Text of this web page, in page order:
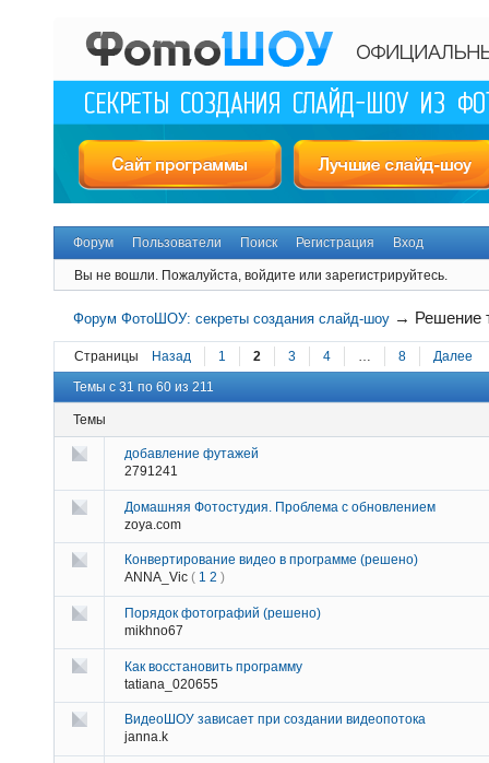
Форум Пользователи Поиск Регистрация Вход
Вы не вошли. Пожалуйста, войдите или зарегистрируйтесь.
Форум ФотоШОУ: секреты создания слайд-шоу → Решение
Страницы Назад 1 2 3 4 … 8
Далее
Темы с 31 по 60 из 211
Темы
добавление футажей
2791241
Домашняя Фотостудия. Проблема с обновлением
zoya.com
Конвертирование видео в программе (решено)
ANNA_Vic ( 1 2 )
Порядок фотографий (решено)
mikhno67
Как восстановить программу
tatiana_020655
ВидеоШОУ зависает при создании видеопотока
janna.k